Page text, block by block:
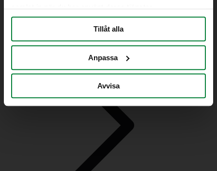
samlat in när du har använt deras tjänster.
Tillåt alla
Anpassa
Avvisa